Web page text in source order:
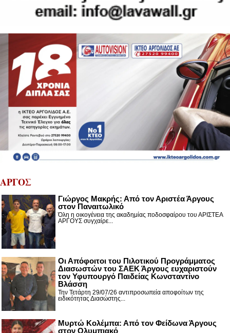
ΑΡΓΟΣ
Γιώργος Μακρής: Από τον Αριστέα Άργους
στον Παναιτωλικό
Όλη η οικογένεια της ακαδημίας ποδοσφαίρου του ΑΡΙΣΤΕΑ
ΑΡΓΟΥΣ συγχαίρε...
Οι Απόφοιτοι του Πιλοτικού Προγράμματος
Διασωστών του ΣΑΕΚ Άργους ευχαριστούν
τον Υφυπουργό Παιδείας Κωνσταντίνο
Βλάσση
Την Τετάρτη 29/07/26 αντιπροσωπεία αποφοίτων της
ειδικότητας Διασώστης...
Μυρτώ Κολέμπα: Από τον Φείδωνα Άργους
στον Ολυμπιακό